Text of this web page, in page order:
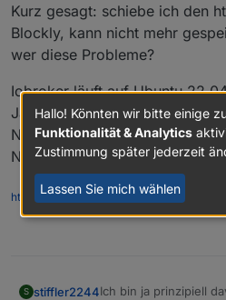
Kurz gesagt: schiebe ich den
Blockly, kann nicht mehr
wer diese Probleme?
Iobroker läuft auf Ubuntu
Jänner 2024 auf Proxmox
Node.js: v18.19.0(18.19.1)
NPM: 10.2.3(10.2.4)
http://www.holz-und-metall.eu/
S stiffler2244Ich bin ja prinzipiell
Hallo! Könnten wir bitte einige
Funktionalität & Analytics
Zustimmung später jederzeit
Lassen Sie mich wählen